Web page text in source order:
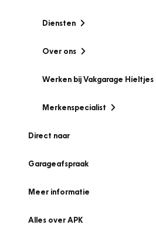
Diensten
Over ons
Werken bij Vakgarage Hieltjes
Merkenspecialist
Direct naar
Garageafspraak
Meer informatie
Alles over APK